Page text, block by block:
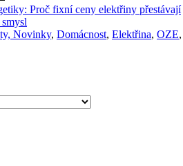
Proč fixní ceny elektřiny přestávají
Novinky, Domácnost, Elektřina, OZE,